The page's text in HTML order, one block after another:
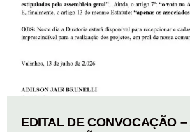
EDITAL DE CONVOCAÇÃO